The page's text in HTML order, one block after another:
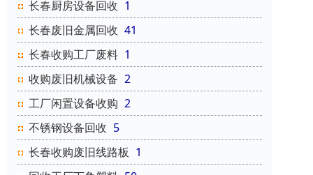
长春厨房设备回收 1
长春废旧金属回收 41
长春收购工厂废料 1
收购废旧机械设备 2
工厂闲置设备收购 2
不锈钢设备回收 5
长春收购废旧线路板 1